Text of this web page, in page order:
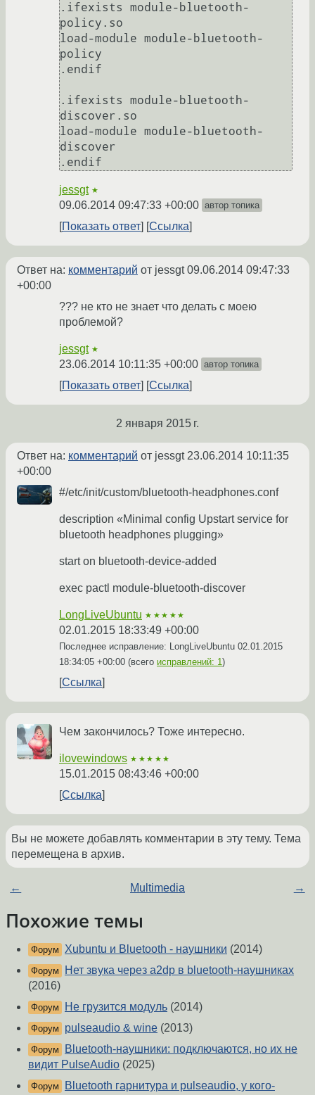
.ifexists module-bluetooth-
policy.so
load-module module-bluetooth-
policy
.endif
.ifexists module-bluetooth-
discover.so
load-module module-bluetooth-
discover
.endif
jessgt ★
09.06.2014 09:47:33 +00:00 автор топика
Показать ответ Ссылка
Ответ на: комментарий от jessgt09.06.2014 09:47:33
+00:00
??? не кто не знает что делать с моею
проблемой?
jessgt ★
23.06.2014 10:11:35 +00:00 автор топика
Показать ответ Ссылка
2 января 2015 г.
Ответ на: комментарий от jessgt23.06.2014 10:11:35
+00:00
#/etc/init/custom/bluetooth-headphones.conf
description «Minimal config Upstart service for
bluetooth headphones plugging»
start on bluetooth-device-added
exec pactl module-bluetooth-discover
LongLiveUbuntu ★★★★★
02.01.2015 18:33:49 +00:00
Последнее исправление: LongLiveUbuntu 02.01.2015
18:34:05 +00:00 (всего исправлений: 1)
Ссылка
Чем закончилось? Тоже интересно.
ilovewindows ★★★★★
15.01.2015 08:43:46 +00:00
Ссылка
Вы не можете добавлять комментарии в эту тему. Тема
перемещена в архив.
← Multimedia →
Похожие темы
Форум Xubuntu и Bluetooth - наушники (2014)
Форум
Нет звука через a2dp в bluetooth-наушниках
(2016)
Форум Не грузится модуль (2014)
Форум pulseaudio & wine (2013)
Форум
Bluetooth-наушники: подключаются, но их не
видит PulseAudio (2025)
Форум Bluetooth гарнитура и pulseaudio, у кого-